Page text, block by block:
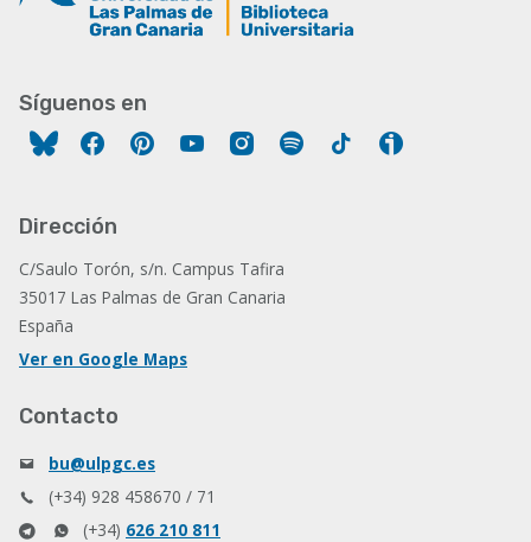
Síguenos en
FacebookPinterestYouTubeInstagram
Spotify Tiktok
Dirección
C/Saulo Torón, s/n. Campus Tafira
35017 Las Palmas de Gran Canaria
España
Ver en Google Maps
Contacto
bu@ulpgc.es
(+34) 928 458670 / 71
(+34) 626 210 811